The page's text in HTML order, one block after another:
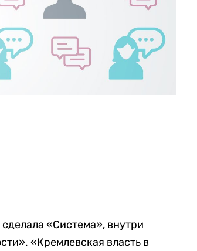
«Система», внутри
«Кремлевская власть в